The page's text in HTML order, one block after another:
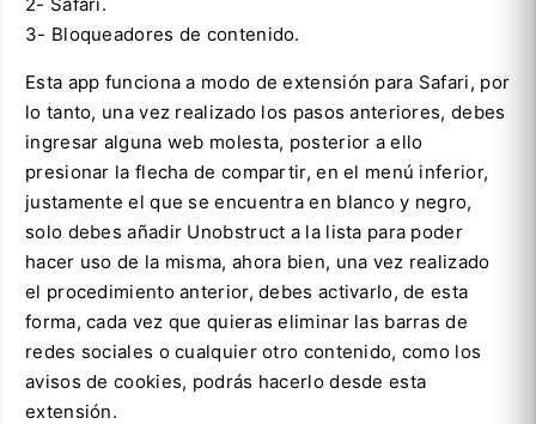
3- Bloqueadores de contenido.
Esta app funciona a modo de extensión para Safari, por
lo tanto, una vez realizado los pasos anteriores, debes
ingresar alguna web molesta, posterior a ello
presionar la flecha de compartir, en el menú inferior,
justamente el que se encuentra en blanco y negro,
solo debes añadir Unobstruct a la lista para poder
hacer uso de la misma, ahora bien, una vez realizado
el procedimiento anterior, debes activarlo, de esta
forma, cada vez que quieras eliminar las barras de
redes sociales o cualquier otro contenido, como los
avisos de cookies, podrás hacerlo desde esta
extensión.